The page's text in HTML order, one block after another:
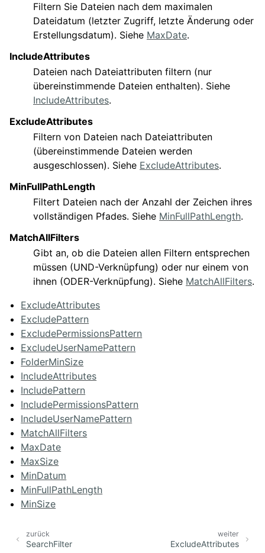
Filtern Sie Dateien nach dem maximalen
Dateidatum (letzter Zugriff, letzte Änderung oder
Erstellungsdatum). Siehe MaxDate.
IncludeAttributes
Dateien nach Dateiattributen filtern (nur
übereinstimmende Dateien enthalten). Siehe
IncludeAttributes.
ExcludeAttributes
Filtern von Dateien nach Dateiattributen
(übereinstimmende Dateien werden
ausgeschlossen). Siehe ExcludeAttributes.
MinFullPathLength
Filtert Dateien nach der Anzahl der Zeichen ihres
vollständigen Pfades. Siehe MinFullPathLength.
MatchAllFilters
Gibt an, ob die Dateien allen Filtern entsprechen
müssen (UND-Verknüpfung) oder nur einem von
ihnen (ODER-Verknüpfung). Siehe MatchAllFilters.
ExcludeAttributes
ExcludePattern
ExcludePermissionsPattern
ExcludeUserNamePattern
FolderMinSize
IncludeAttributes
IncludePattern
IncludePermissionsPattern
IncludeUserNamePattern
MatchAllFilters
MaxDate
MaxSize
MinDatum
MinFullPathLength
MinSize
weiter
ExcludeAttributes
zurück
SearchFilter